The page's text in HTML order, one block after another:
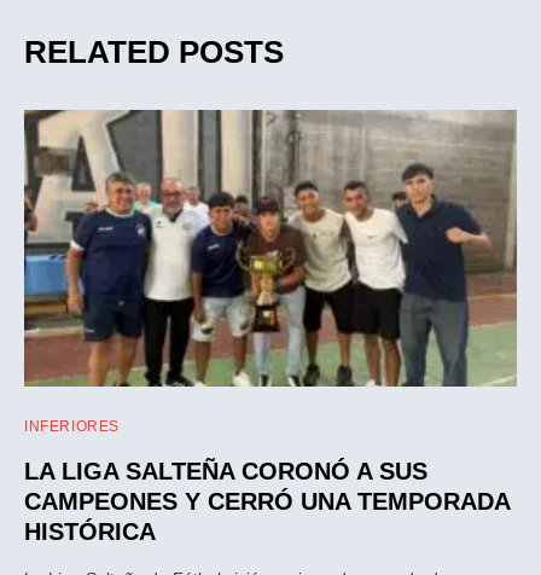
RELATED POSTS
INFERIORES
LA LIGA SALTEÑA CORONÓ A SUS
CAMPEONES Y CERRÓ UNA TEMPORADA
HISTÓRICA